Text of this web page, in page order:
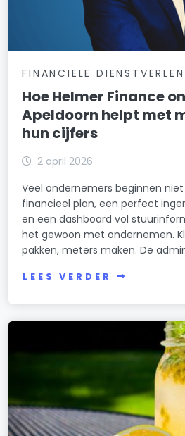
FINANCIELE
Hoe Helmer Finance
Apeldoorn helpt met
hun cijfers
2 april 2026
Veel ondernemers beginnen
financieel plan, een perfect
en een dashboard vol
het gewoon met ondernemen.
pakken, meters maken. De
LEES VERDER